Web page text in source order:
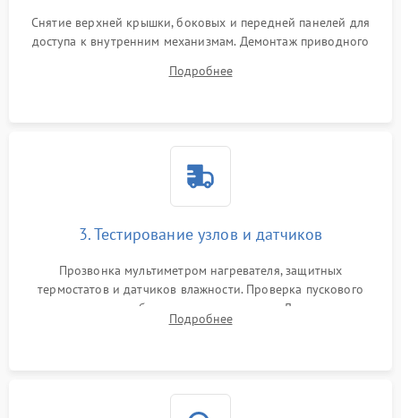
Снятие верхней крышки, боковых и передней панелей для
доступа к внутренним механизмам. Демонтаж приводного
Обеспечение свободного доступа к ТЭНу, компрессору,
Подробнее
3. Тестирование узлов и датчиков
Прозвонка мультиметром нагревателя, защитных
термостатов и датчиков влажности. Проверка пускового
конденсатора, обмоток мотора и помпы. Для машин с
тепловым насосом — диагностика работы компрессора и
Подробнее